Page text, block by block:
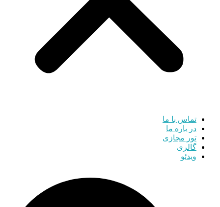
تماس با ما
در باره ما
تور مجازی
گالری
ویدئو